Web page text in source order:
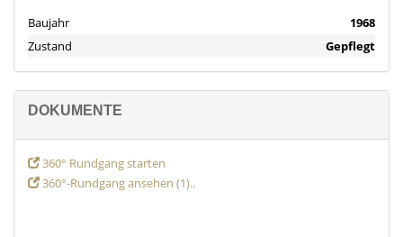
Baujahr
1968
Zustand
Gepflegt
DOKUMENTE
360° Rundgang starten
360°-Rundgang ansehen (1)..